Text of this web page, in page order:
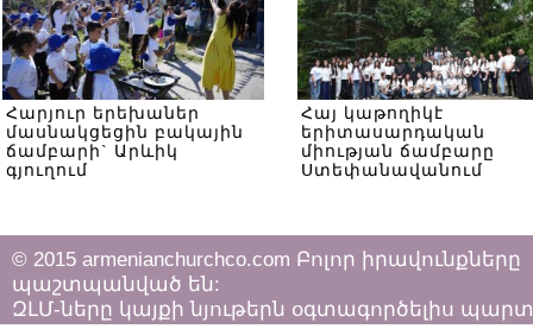
Հարյուր երեխաներ
մասնակցեցին բակային
ճամբարի` Արևիկ
գյուղում
Հայ կաթողիկէ
երիտասարդական
միության ճամբարը
Ստեփանավանում
© 2015 armenianchurchco.com Բոլոր իրավունքները
պաշտպանված են:
ԶԼՄ-ները կայքի նյութերն օգտագործելիս